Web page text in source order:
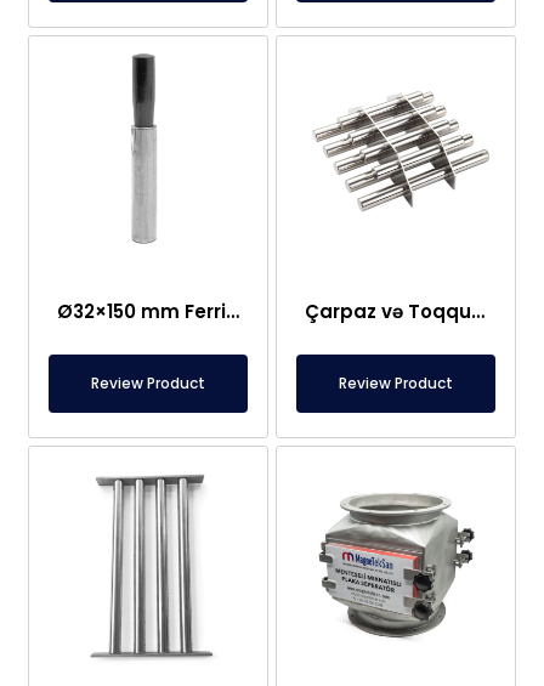
Ø32×150 mm Ferrit Çubuq Maqnit 300 Oksid
Review Product
Çarpaz və Toqquşma Tipli Maqnit Şəbəkə Ayırıcısı – Fərdi Dizayn
Review Product